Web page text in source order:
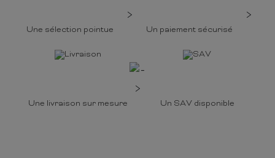
Une sélection pointue Un paiement sécurisé
Une livraison sur mesure Un SAV disponible